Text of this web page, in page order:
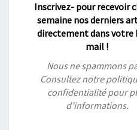
Inscrivez- pour recevoir
semaine nos derniers
directement dans votre
mail !
Nous ne spammons
Consultez notre
confidentialitépour
d’informations.